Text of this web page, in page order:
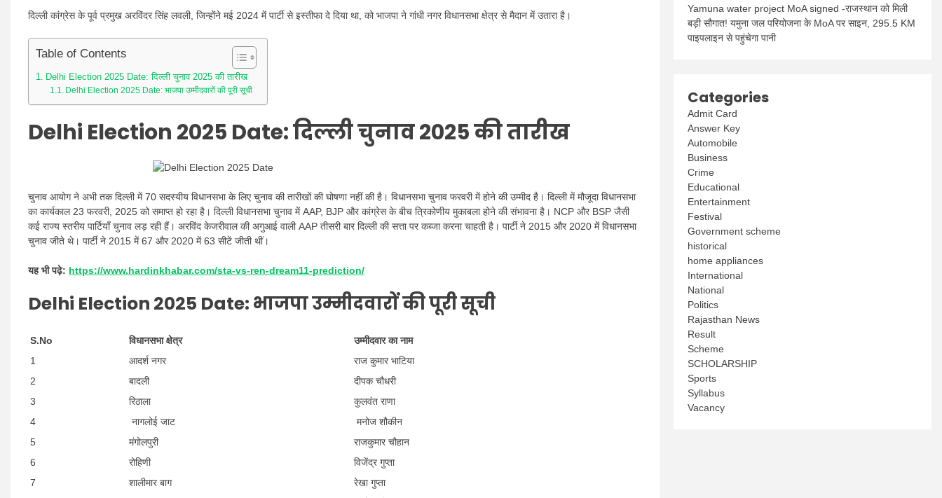
दिल्ली कांग्रेस के पूर्व प्रमुख अरविंदर सिंह लवली, जिन्होंने मई 2024 में पार्टी से इस्तीफा दे दिया था, को भाजपा ने गांधी नगर विधानसभा क्षेत्र से मैदान में उतारा है।
Table of Contents
Delhi Election 2025 Date: दिल्ली चुनाव 2025 की तारीख
Delhi Election 2025 Date: भाजपा उम्मीदवारों की पूरी सूची
Delhi Election 2025 Date:दिल्ली चुनाव 2025 की तारीख
चुनाव आयोग ने अभी तक दिल्ली में 70 सदस्यीय विधानसभा के लिए चुनाव की तारीखों की घोषणा नहीं की है। विधानसभा चुनाव फरवरी में होने की उम्मीद है। दिल्ली में मौजूदा विधानसभा
का कार्यकाल 23 फरवरी, 2025 को समाप्त हो रहा है। दिल्ली विधानसभा चुनाव में AAP, BJP और कांग्रेस के बीच त्रिकोणीय मुकाबला होने की संभावना है। NCP और BSP जैसी
कई राज्य स्तरीय पार्टियाँ चुनाव लड़ रही हैं। अरविंद केजरीवाल की अगुआई वाली AAP तीसरी बार दिल्ली की सत्ता पर कब्जा करना चाहती है। पार्टी ने 2015 और 2020 में विधानसभा
चुनाव जीते थे। पार्टी ने 2015 में 67 और 2020 में 63 सीटें जीती थीं।
यह भी पढ़े: https://www.hardinkhabar.com/sta-vs-ren-dream11-prediction/
Delhi Election 2025 Date: भाजपा उम्मीदवारों की पूरी सूची
S.No विधानसभा क्षेत्र
उम्मीदवार का नाम
1
आदर्श नगर
राज कुमार भाटिया
2
बादली
दीपक चौधरी
3
रिठाला
कुलवंत राणा
4
नागलोई जाट
मनोज शौकीन
5
मंगोलपुरी
राजकुमार चौहान
6
रोहिणी
विजेंद्र गुप्ता
7
शालीमार बाग
रेखा गुप्ता
Yamuna water project MoA signed -राजस्थान को मिली
बड़ी सौगात! यमुना जल परियोजना के MoA पर साइन, 295.5 KM
पाइपलाइन से पहुंचेगा पानी
Categories
Admit Card
Answer Key
Automobile
Business
Crime
Educational
Entertainment
Festival
Government scheme
historical
home appliances
International
National
Politics
Rajasthan News
Result
Scheme
SCHOLARSHIP
Sports
Syllabus
Vacancy